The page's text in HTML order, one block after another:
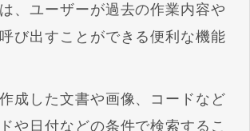
、ユーザーが過去の作業内容や
び出すことができる便利な機能
成した文書や画像、コードなど
や日付などの条件で検索するこ